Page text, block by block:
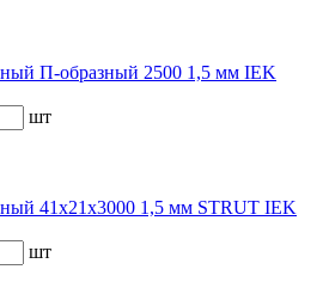
П-образный 2500 1,5 мм IEK
шт
41х21х3000 1,5 мм STRUT IEK
шт